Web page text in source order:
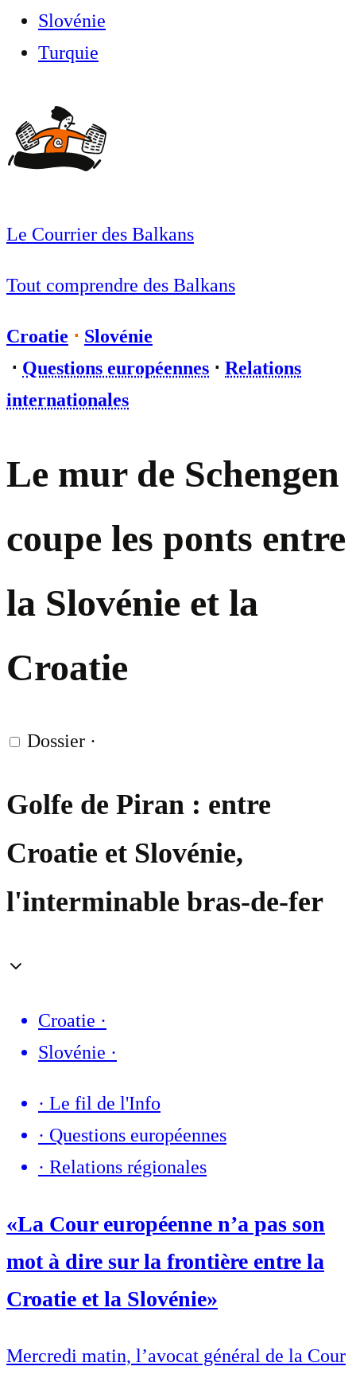
Slovénie
Turquie
Le Courrier des Balkans
Tout comprendre des Balkans
Croatie ⋅ Slovénie
⋅ Questions européennes ⋅ Relations
internationales
Le mur de Schengen
coupe les ponts entre
la Slovénie et la
Croatie
Dossier ·
Golfe de Piran : entre
Croatie et Slovénie,
l'interminable bras-de-fer
Croatie ·
Slovénie ·
· Le fil de l'Info
· Questions européennes
· Relations régionales
«La Cour européenne n’a pas son
mot à dire sur la frontière entre la
Croatie et la Slovénie»
Mercredi matin, l’avocat général de la Cour